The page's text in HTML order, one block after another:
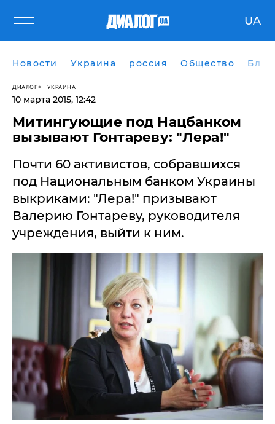
UA
Новости Украина россия Общество
ДИАЛОГ УКРАИНА
10 марта 2015, 12:42
Митингующие под Нацбанком
вызывают Гонтареву: "Лера!"
Почти 60 активистов, собравшихся
под Национальным банком Украины
выкриками: "Лера!" призывают
Валерию Гонтареву, руководителя
учреждения, выйти к ним.